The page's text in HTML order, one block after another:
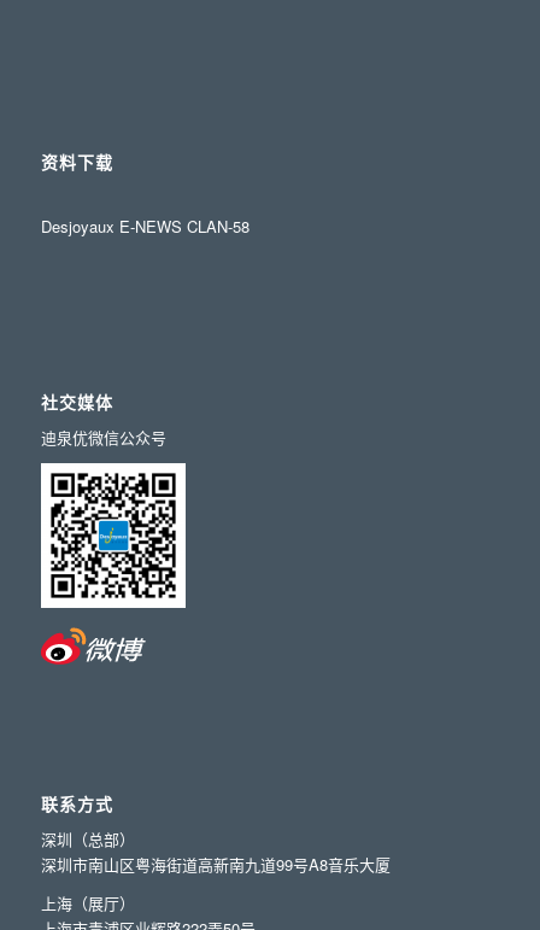
资料下载
Desjoyaux E-NEWS CLAN-58
社交媒体
迪泉优微信公众号
联系方式
深圳（总部）
深圳市南山区粤海街道高新南九道99号A8音乐大厦
上海（展厅）